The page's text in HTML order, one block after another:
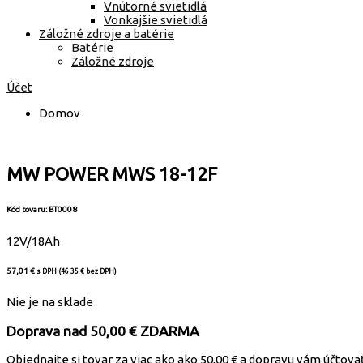
Vnútorné svietidlá
Vonkajšie svietidlá
Záložné zdroje a batérie
Batérie
Záložné zdroje
Účet
Domov
MW POWER MWS 18-12F
Kód tovaru: BT0008
12V/18Ah
57,01 € s DPH (46,35 € bez DPH)
Nie je na sklade
Doprava nad 50,00 € ZDARMA
Objednajte si tovar za viac ako ako 50,00 € a dopravu vám